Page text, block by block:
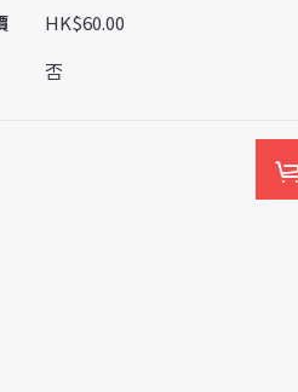
HK$60.00
否